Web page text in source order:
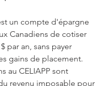
un compte d'épargne
Canadiens de cotiser
par an, sans payer
gains de placement.
au CELIAPP sont
revenu imposable pour